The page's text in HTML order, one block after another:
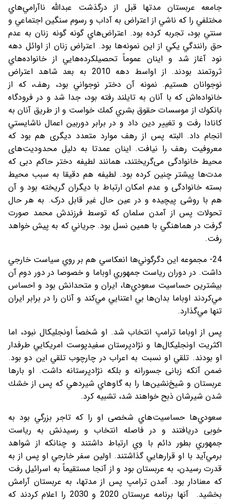
جامعه عربستان مدتها قبل از درگذشت عبدالله ناآرامي‌هاي
مختلفي را که ناشي از اعتراض به آداب و رسوم سنگين اجتماعي و
سنتي بود، تجربه كرده بود. اعتراض‌هاي گونه گونه زنان به عدم
حق رانندگي يكي از اين نمونه‌ها بود. اعتراض زنان از اوائل دهه
نود آغاز شد و اينان عموماً تحصيلكرده‌هايي از خانواده‌هاي
ثروتمند بودند. از اواسط دهه 2010 به بعد شاهد اعتراض
نوجوانان هستيم. نمونه آن دختر نوجواني بود، رهف، كه از
خانواده‌اش كه با آنان به تايلند رفته بود، جدا شد و در فرودگاه
بانكوك از موسسات حقوق بشري كمك خواست و از طريق آنان به
كانادا رفت و تغيير دين داد و در برابر دوربين اعمال ناشايستي
انجام داد. البته پس از رهف موارد متعدد دیگری هم بود که
معروفیت رهف را نیافت. اینان عمدتا به دلیل محدودیت‌های
محیط خانوادگی می‌گریختند، همانند لطیفه دختر حاکم دبی که
مدت‌ها پیشتر چنین کرده بود. لطیفه هم دقیقا به سبب محیط
بسته خانوادگی و عدم امکان ارتباط با دیگران گریخته بود و آن
هم با روشی پیچیده و در عین حال غیر قابل درک. به هر حال
تحولات پس از آمدن سلمان كه توسط فرزندش محمد صورت
گرفت در هماهنگي با همين نسل بود. جرياني كه به پيش خواهد
رفت.
24- مجموعه اين دگرگوني‌ها انعكاسي هم بر روي سياست خارجي
داشت. در دوران رياست جمهوري اوباما و خصوصا در دور دوم آن
بيشترين حساسیت سعودي‌ها، ايران و متحدانش بود و احساس
مي‌كردند اوباما بدان‌ها بي اعتنايي مي‌كند و آنان را در برابر ايران
تنها مي‌گذارد.
پس از اوباما ترامپ انتخاب شد. او شخصاً اونجليكال نبود، اما
اكثريت اونجليكال‌ها و نژادپرستان سفيدپوست امريكايي طرفدار
او بودند. تلقي او نسبت به اعراب در چارچوب تلقي اين دو بود.
ضمن آنكه زبانی جسورانه و بلکه نژادپرستانه داشت. او بارها
عربستان و شيخ‌نشين‌ها را به گاوهاي شيردهي كه پس از خشك
شدن شيرشان ذبح خواهند شد، تشبيه كرد.
سعودي‌ها حساسيت‌هاي شخصی او را كه تاجر بزرگي بود به
خوبی دریافتند و در فاصله انتخاب و رسيدنش به رياست
جمهوري بطور دائم با وي ارتباط داشتند و چنانكه از شواهد
برمي‌آيد با او قرارهايي گذاشتند. اولين سفر خارجي او پس از به
قدرت رسيدن، به عربستان بود و از آنجا مستقيماً به اسرائيل رفت
كه معنادار بود. آمدن ترامپ پس از مدتها، به عربستان آرامش
بخشيد. آنها برنامه عربستان 2020 و 2030 را اعلام كردند كه